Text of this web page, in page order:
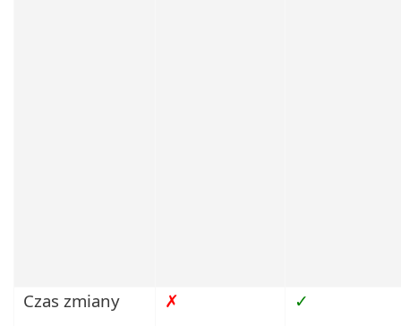
Czas zmiany ✗ ✓